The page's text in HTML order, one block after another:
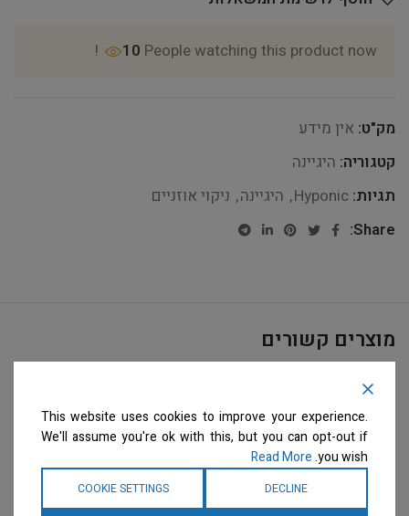
10 People watching this product now!
מק"ט: אין מידע
קטגוריה: היגיינה
תגיות: Hyponic
, היגיינה, ניקוי אוזניים
Share:
מוצרים קשורים
This website uses cookies to improve your experience.
We'll assume you're ok with this, but you can opt-out if
you wish.
Read More
DECLINE
COOKIE SETTINGS